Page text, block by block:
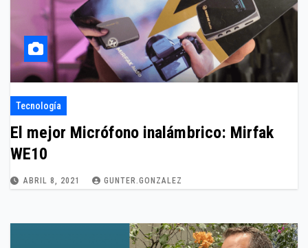
Tecnología
El mejor Micrófono inalámbrico: Mirfak
WE10
ABRIL 8, 2021 GUNTER.GONZALEZ